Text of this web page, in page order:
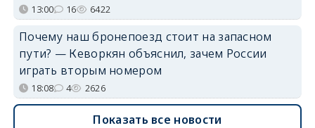
13:00 16 6422
Почему наш бронепоезд стоит на запасном
пути? — Кеворкян объяснил, зачем России
играть вторым номером
18:08 4 2626
Показать все новости